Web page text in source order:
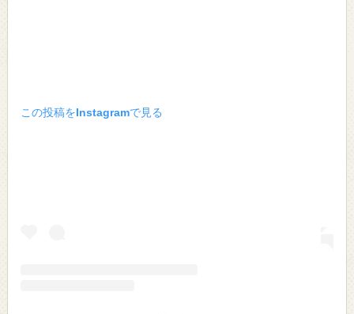
この投稿をInstagramで見る